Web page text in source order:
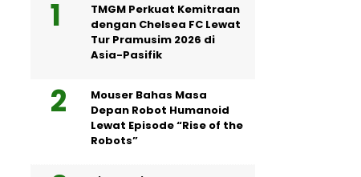
TMGM Perkuat Kemitraan
dengan Chelsea FC Lewat
Tur Pramusim 2026 di
Asia-Pasifik
Mouser Bahas Masa
Depan Robot Humanoid
Lewat Episode “Rise of the
Robots”